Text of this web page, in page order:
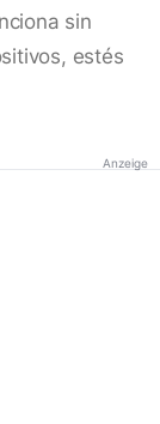
sin
estés
Anzeige